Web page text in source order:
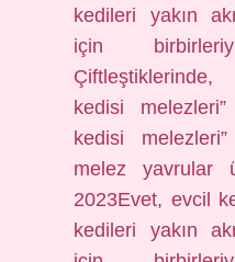
kedileri yakın
için
kedisi
kedisi
melez yavrular
2023Evet, evcil
kedileri yakın